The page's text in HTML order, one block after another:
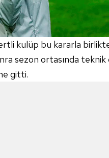
kulüp bu kararla
sezon ortasında
gitti.